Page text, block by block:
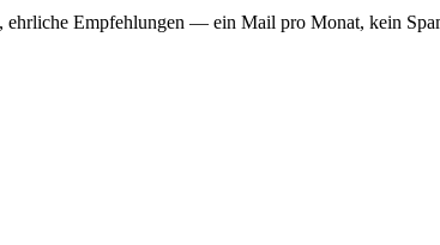
ehrliche Empfehlungen — ein Mail pro Monat, kein